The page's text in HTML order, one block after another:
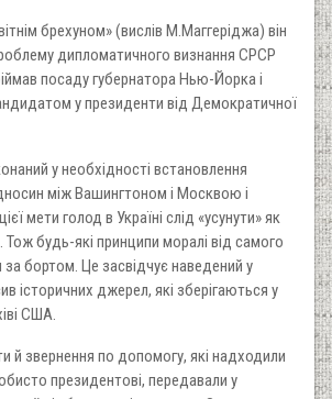
брехуном» (вислів М.Маггеріджа) він
дипломатичного визнання СРСР
посаду губернатора Нью-Йорка і
у президенти від Демократичної
у необхідності встановлення
між Вашингтоном і Москвою і
мети голод в Україні слід «усунути» як
Тож будь-які принципи моралі від самого
бортом. Це засвідчує наведений у
історичних джерел, які зберігаються у
США.
й звернення по допомогу, які надходили
президентові, передавали у